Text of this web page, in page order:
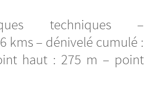
techniques –
kms – dénivelé cumulé :
haut : 275 m – point